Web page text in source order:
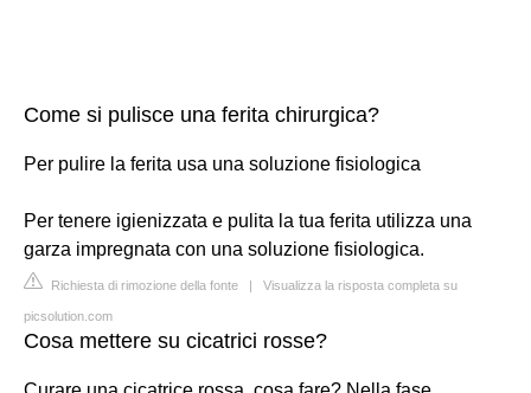
Come si pulisce una ferita chirurgica?
Per pulire la ferita usa una soluzione fisiologica
Per tenere igienizzata e pulita la tua ferita utilizza una
garza impregnata con una soluzione fisiologica.
Richiesta di rimozione della fonte | Visualizza la risposta completa su
picsolution.com
Cosa mettere su cicatrici rosse?